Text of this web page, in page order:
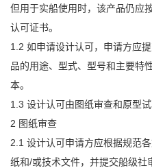
但用于实船使用时，该产品仍应
认可证书。
1.2 如申请设计认可，申请方应
品的用途、型式、型号和主要特
本。
1.3 设计认可由图纸审查和原型试
2 图纸审查
2.1 设计认可申请方应根据规范
纸和/或技术文件，并提交船级社